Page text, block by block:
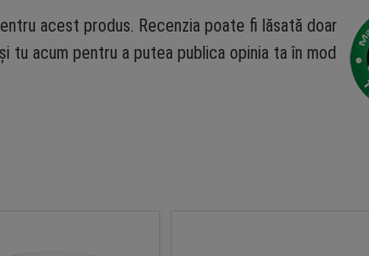
acest produs. Recenzia poate fi lăsată doar
tu acum pentru a putea publica opinia ta în mod